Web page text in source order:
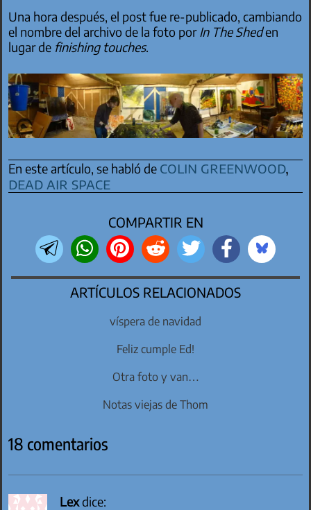
Una hora después, el post fue re-publicado, cambiando
el nombre del archivo de la foto por In The Sheden
lugar de finishing touches.
En este artículo, se habló de colin greenwood,
dead air space
COMPARTIR EN
ARTÍCULOS RELACIONADOS
víspera de navidad
Feliz cumple Ed!
Otra foto y van…
Notas viejas de Thom
18 comentarios
Lexdice: